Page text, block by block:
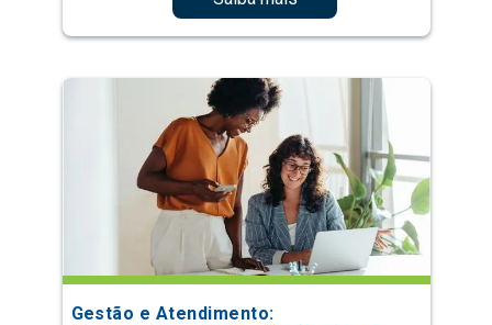
Gestão e Atendimento: